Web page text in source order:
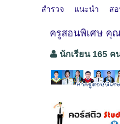
สำรวจ แนะนำ สอ
ครูสอนพิเศษ คุ
นักเรียน 165